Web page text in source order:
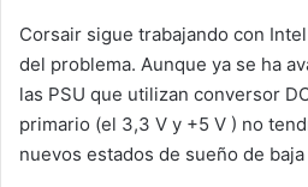
Corsair sigue trabajando con
del problema. Aunque ya se ha
las PSU que utilizan conversor
primario (el 3,3 V y +5 V ) no
nuevos estados de sueño de